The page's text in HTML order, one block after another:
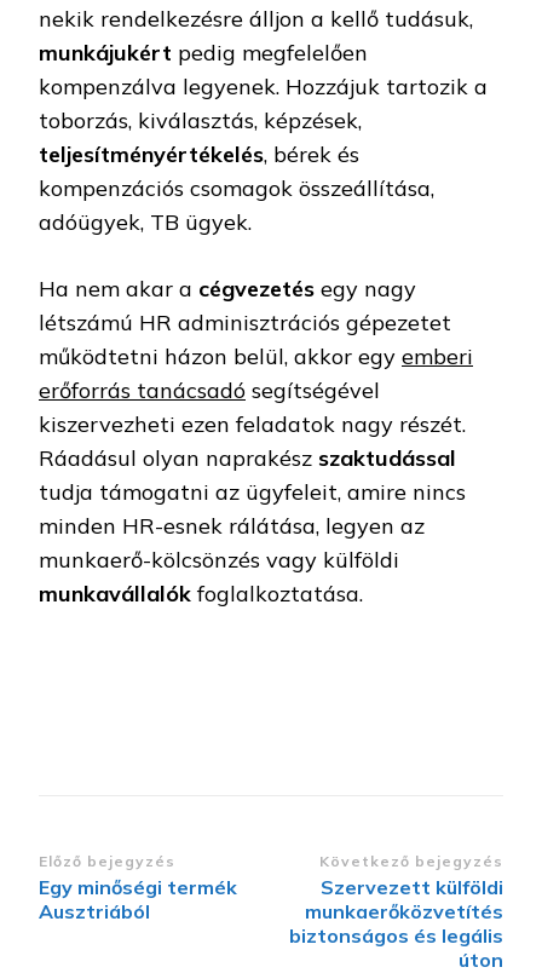
nekik rendelkezésre álljon a kellő tudásuk,
munkájukért pedig megfelelően
kompenzálva legyenek. Hozzájuk tartozik a
toborzás, kiválasztás, képzések,
teljesítményértékelés, bérek és
kompenzációs csomagok összeállítása,
adóügyek, TB ügyek.
Ha nem akar a cégvezetés egy nagy
létszámú HR adminisztrációs gépezetet
működtetni házon belül, akkor egy emberi
erőforrás tanácsadó segítségével
kiszervezheti ezen feladatok nagy részét.
Ráadásul olyan naprakész szaktudással
tudja támogatni az ügyfeleit, amire nincs
minden HR-esnek rálátása, legyen az
munkaerő-kölcsönzés vagy külföldi
munkavállalókfoglalkoztatása.
Bejegyzések
navigációja
Előző bejegyzés
Egy minőségi termék
Ausztriából
Következő bejegyzés
Szervezett külföldi
munkaerőközvetítés
biztonságos és legális
úton